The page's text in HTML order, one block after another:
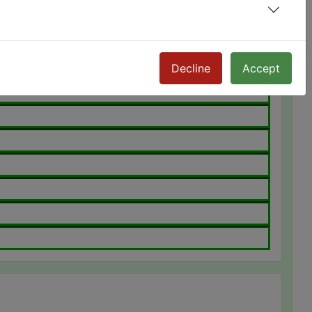
Decline Accept